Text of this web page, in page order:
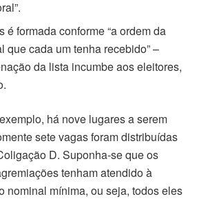
é formada conforme “a ordem da
que cada um tenha recebido” –
da lista incumbe aos eleitores,
há nove lugares a serem
sete vagas foram distribuídas
D. Suponha-se que os
tenham atendido à
nominal mínima, ou seja, todos eles